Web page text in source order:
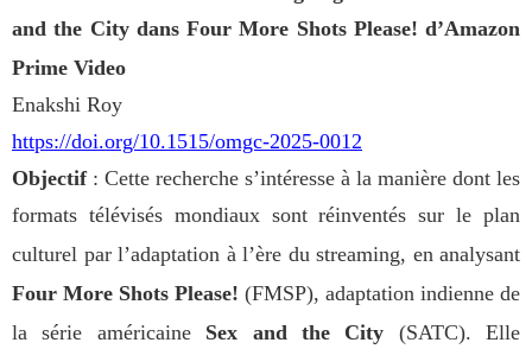
and the Citydans Four More Shots Please! d’Amazon
Prime Video
Enakshi Roy
https://doi.org/10.1515/omgc-2025-0012
Objectif: Cette recherche s’intéresse à la manière dont les
formats télévisés mondiaux sont réinventés sur le plan
culturel par l’adaptation à l’ère du streaming, en analysant
Four More Shots Please! (FMSP), adaptation indienne de
la série américaine Sex and the City (SATC). Elle